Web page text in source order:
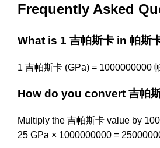
Frequently Asked
What is 1 吉帕斯卡 in 帕斯
1 吉帕斯卡 (GPa) = 1000000000
How do you convert 吉帕
Multiply the 吉帕斯卡 value by
25 GPa × 1000000000 =